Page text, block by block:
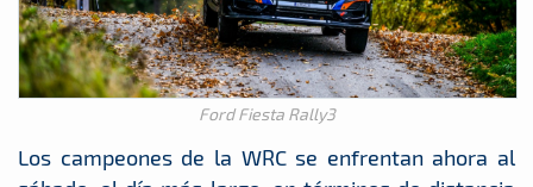
Ford Fiesta Rally3
Los campeones de la WRC se enfrentan ahora al